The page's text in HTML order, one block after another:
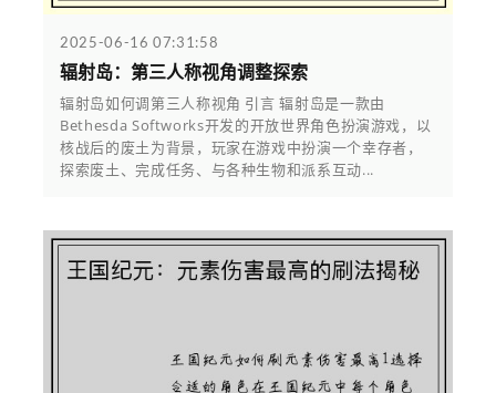
2025-06-16 07:31:58
辐射岛：第三人称视角调整探索
辐射岛如何调第三人称视角 引言 辐射岛是一款由
Bethesda Softworks开发的开放世界角色扮演游戏，以
核战后的废土为背景，玩家在游戏中扮演一个幸存者，
探索废土、完成任务、与各种生物和派系互动...